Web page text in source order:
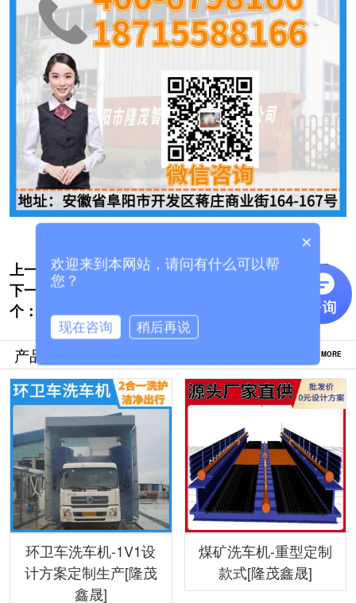
上一个: 搅拌站龙门封闭式洗车房-环评验收新标杆
[隆茂鑫晟]
下一
个：
工程车龙门洗车房生产厂家-源头购买节省差
价30%[隆茂鑫晟]
产品推荐 MORE
环卫车洗车机-1V1设
计方案定制生产[隆茂
鑫晟]
煤矿洗车机-重型定制
款式[隆茂鑫晟]
×
欢迎来到本网站，请问有什么可以帮
您？
现在咨询 稍后再说